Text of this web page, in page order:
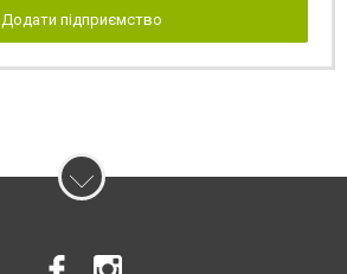
Додати підприємство